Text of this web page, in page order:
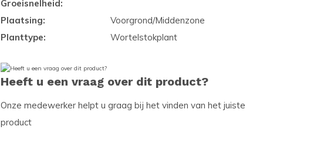
Groeisnelheid:
Plaatsing:
Voorgrond/Middenzone
Planttype:
Wortelstokplant
Heeft u een vraag over dit product?
Onze medewerker helpt u graag bij het vinden van het juiste
product